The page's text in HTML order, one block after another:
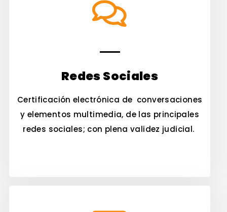
Redes Sociales
Certificación electrónica de conversaciones
y elementos multimedia, de las principales
redes sociales; con plena validez judicial.